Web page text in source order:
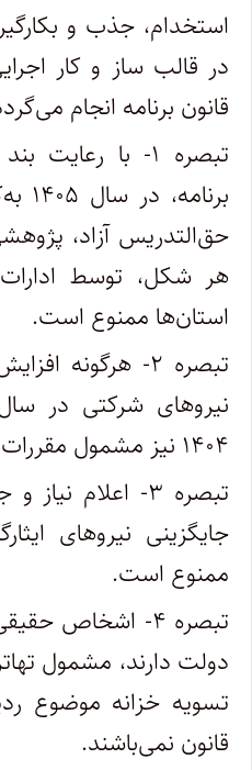
استخدام، جذب و
قانون برنامه انجام
حق‌التدریس آزاد،
هر شکل، توسط
استان‌ها ممنوع است‎.
تبصره ۲- هرگونه
۱۴۰۴ نیز مشمول مقررات این ماده است.
تبصره ۳- اعلام
جایگزینی نیروهای
ممنوع است‎.
تبصره ۴- اشخاص
دولت دارند، مشمول
قانون نمی‌باشند.